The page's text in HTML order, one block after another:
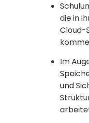
die in
Cloud-
Im
und